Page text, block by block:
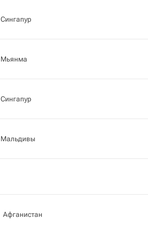
Сингапур
Мьянма
Сингапур
Мальдивы
Афганистан